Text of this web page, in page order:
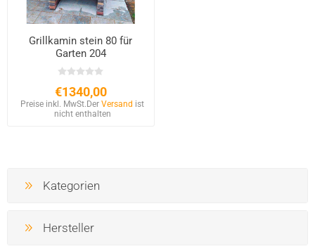
Grillkamin stein 80 für
Garten 204
€1340,00
Preise inkl. MwSt. DerVersand ist
nicht enthalten
Kategorien
Hersteller